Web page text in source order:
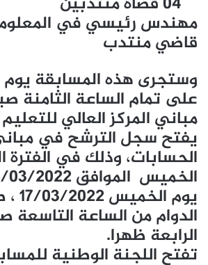
قاضي منتدب
على تمام الساعة الثامنة
مباني المركز العالي
يفتح سجل الترشح في
الحسابات، وذلك في الفترة
يوم
الدوام من الساعة التاسعة
الرابعة ظهرا.
تفتح اللجنة الوطنية